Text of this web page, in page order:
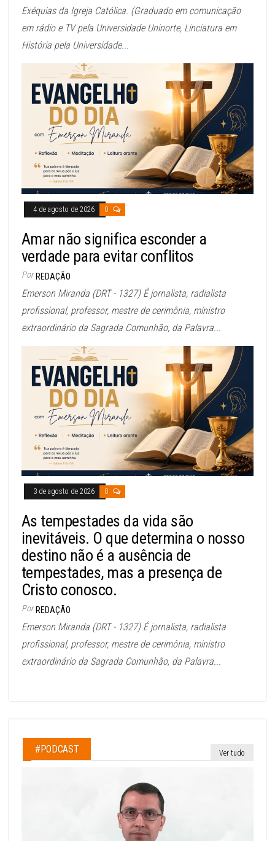
Exéquias da Igreja Católica. (Graduado em comunicação
em rádio e TV pela Universidade Uninorte, Linciatura em
História pela Universidade...
4 de agosto de 2026 0
Amar não significa esconder a
verdade para evitar conflitos
Por REDAÇÃO
Emerson Miranda (DRT - 1327) É jornalista, radialista
profissional, professor, mestre de cerimônia, ministro
extraordinário da Sagrada Comunhão, da Palavra...
3 de agosto de 2026 0
As tempestades da vida são
inevitáveis. O que determina o nosso
destino não é a ausência de
tempestades, mas a presença de
Cristo conosco.
Por REDAÇÃO
Emerson Miranda (DRT - 1327) É jornalista, radialista
profissional, professor, mestre de cerimônia, ministro
extraordinário da Sagrada Comunhão, da Palavra...
#PODCAST Ver tudo